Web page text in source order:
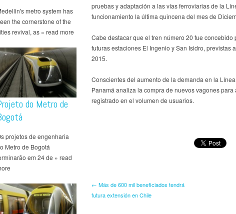
metro system has
the cornerstone of the
revival, as » read more
do Metro de
projetos de engenharia
Metro de Bogotá
em 24 de » read
pruebas y adaptación a las vías ferroviarias de la
funcionamiento la última quincena del mes de
Cabe destacar que el tren número 20 fue
futuras estaciones El Ingenio y San Isidro, previstas
2015.
Conscientes del aumento de la demanda en la
Panamá analiza la compra de nuevos vagones
registrado en el volumen de usuarios.
← Más de 600 mil beneficiados tendrá
futura extensión en Chile